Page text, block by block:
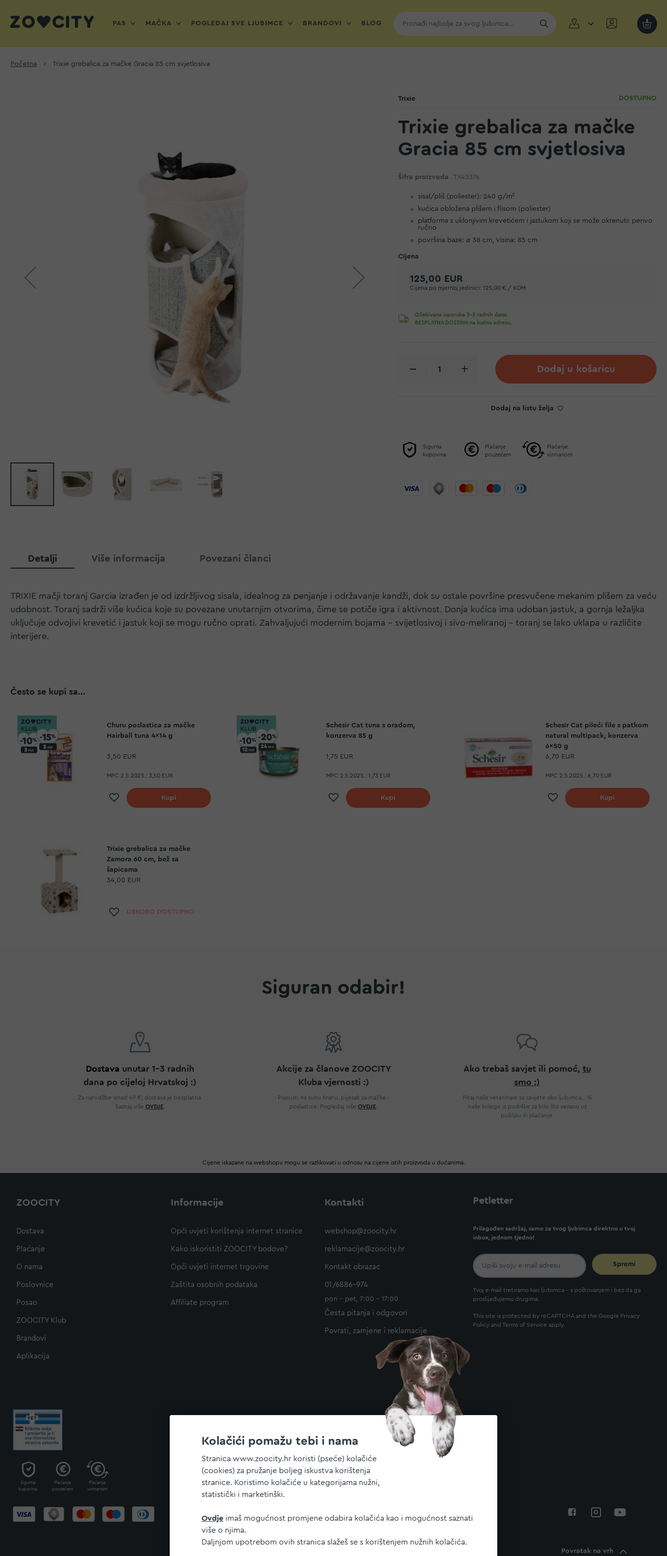
Kolačići pomažu tebi i nama
Stranica www.zoocity.hr koristi (pseće) kolačiće
(cookies) za pružanje boljeg iskustva korištenja
stranice. Koristimo kolačiće u kategorijama nužni,
statistički i marketinški.
Ovdje imaš mogućnost promjene odabira kolačića kao i mogućnost saznati
više o njima.
Daljnjom upotrebom ovih stranica slažeš se s korištenjem nužnih kolačića.
PAS MAČKA POGLEDAJ SVE LJUBIMCE BRANDOVI BLOG
Moja
Početna Trixie grebalica za mačke Gracia 85 cm svjetlosiva
Trixie DOSTUPNO
Trixie grebalica za mačke
Gracia 85 cm svjetlosiva
Šifra proizvoda TX43376
sisal/pliš (poliester): 240 g/m²
kućica obložena plišem i flisom (poliester)
platforma s uklonjivim krevetićem i jastukom koji se može okrenuti: perivo
ručno
površina baze: ø 38 cm, Visina: 85 cm
125,00 EUR
Cijena po mjernoj jedinici: 125,00 € / KOM
Očekivana isporuka 3-5 radnih dana.
BESPLATNA DOSTAVA na kućnu adresu.
Dodaj u košaricu
Dodaj na listu želja
Sigurna
kupovina
Plaćanje
pouzećem
Plaćanje
virmanom
Detalji
TRIXIE mačji toranj Garcia izrađen je od izdržljivog sisala, idealnog za penjanje i održavanje kandži, dok su ostale površine presvučene mekanim plišem za veću
udobnost. Toranj sadrži više kućica koje su povezane unutarnjim otvorima, čime se potiče igra i aktivnost. Donja kućica ima udoban jastuk, a gornja ležaljka
uključuje odvojivi krevetić i jastuk koji se mogu ručno oprati. Zahvaljujući modernim bojama – svijetlosivoj i sivo-meliranoj – toranj se lako uklapa u različite
interijere.
Više informacija Povezani članci
Često se kupi sa...
Churu poslastica za mačke
Hairball tuna 4x14 g
3,50 EUR
MPC 2.5.2025.: 3,50 EUR
Dodaj na listu želja
Kupi
Schesir Cat tuna s oradom,
konzerva 85 g
1,75 EUR
MPC 2.5.2025.: 1,73 EUR
Dodaj na listu želja
Kupi
Schesir Cat pileći file s patkom
natural multipack, konzerva
6x50 g
6,70 EUR
MPC 2.5.2025.: 6,70 EUR
Dodaj na listu želja
Kupi
Trixie grebalica za mačke
Zamora 60 cm, bež sa
šapicama
34,00 EUR
Dodaj na listu želja
USKORO DOSTUPNO
Siguran odabir!
Dostava unutar 1-3 radnih
dana po cijeloj Hrvatskoj :)
Za narudžbe iznad 49 €, dostava je besplatna.
Saznaj više OVDJE
Akcije za članove ZOOCITY
Kluba vjernosti :)
Popusti na suhu hranu, pijesak za mačke i
poslastice. Pogledaj više OVDJE
Ako trebaš savjet ili pomoć, tu
smo :)
Pitaj naše veterinare za savjete oko ljubimca... Ili
naše kolege iz podrške za bilo što vezano uz
pošiljku ili plaćanje.
Cijene iskazane na webshopu mogu se razlikovati u odnosu na cijene istih proizvoda u dućanima.
ZOOCITY
Dostava
Plaćanje
O nama
Poslovnice
Posao
ZOOCITY Klub
Brandovi
Aplikacija
Informacije
Opći uvjeti korištenja internet stranice
Kako iskoristiti ZOOCITY bodove?
Opći uvjeti internet trgovine
Zaštita osobnih podataka
Affiliate program
Kontakti
webshop@zoocity.hr
reklamacije@zoocity.hr
Kontakt obrazac
01/6886-974
pon - pet, 7:00 - 17:00
Česta pitanja i odgovori
Povrati, zamjene i reklamacije
Petletter
Prilagođen sadržaj, samo za tvog ljubimca direktno u tvoj
inbox, jednom tjedno!
Spremi
Tvoj e-mail tretiramo kao ljubimca - s poštovanjem i bez da ga
proslijeđujemo drugima.
This site is protected by reCAPTCHA and the Google Privacy
Policy and Terms of Service apply.
Sigurna
kupovina
Plaćanje
pouzećem
Plaćanje
virmanom
Povratak na vrh